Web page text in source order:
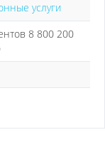
услуги
8 800 200